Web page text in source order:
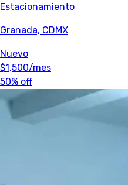
Estacionamiento
Granada, CDMX
Nuevo
$1,500/mes
50% off